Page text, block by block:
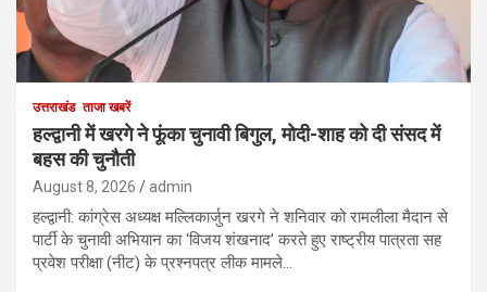
उत्तराखंड ताजा खबरें
हल्द्वानी में खरगे ने फूंका चुनावी बिगुल, मोदी-शाह को दी संसद में
बहस की चुनौती
August 8, 2026 admin
हल्द्वानी: कांग्रेस अध्यक्ष मल्लिकार्जुन खरगे ने शनिवार को रामलीला मैदान से
पार्टी के चुनावी अभियान का ‘विजय शंखनाद’ करते हुए राष्ट्रीय पात्रता सह
प्रवेश परीक्षा (नीट) के प्रश्नपत्र लीक मामले…